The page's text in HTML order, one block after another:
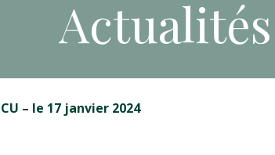
Actualités
– le 17 janvier 2024